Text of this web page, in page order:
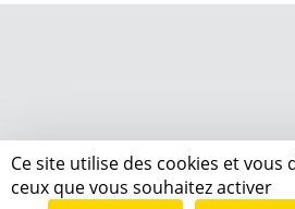
Ce site utilise des cookies et
ceux que vous souhaitez activer